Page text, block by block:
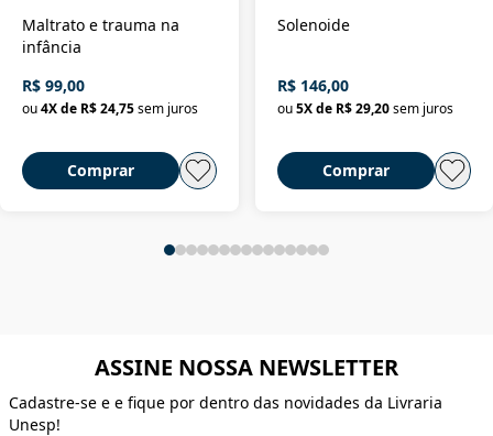
Maltrato e trauma na
infância
R$ 99,00
ou4X de R$ 24,75sem juros
Comprar
Solenoide
R$ 146,00
ou 5X de R$ 29,20 sem juros
Comprar
ASSINE NOSSA NEWSLETTER
Cadastre-se e e fique por dentro das novidades da Livraria
Unesp!